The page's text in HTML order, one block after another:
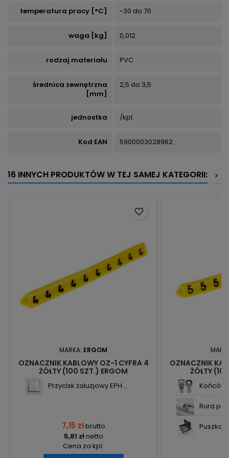
temperatura pracy [°C] -30 do 70
waga [kg] 0,012
rodzaj materiału PVC
średnica zewnętrzna
[mm]
2,5 do 3,5
jednostka /kpl.
Kod EAN 5900003028962
16 INNYCH PRODUKTÓW W TEJ SAMEJ KATEGORII:
>
<
MARKA: ERGOM
OZNACZNIK KABLOWY OZ-1 CYFRA 4
ŻÓŁTY (100 SZT.) ERGOM
Przycisk żaluzjowy EPH...
7,15 złbrutto
5,81 złnetto
Cena za kpl.
favorite_border
OZNACZNIK
ŻÓŁTY
Rura
Puszka